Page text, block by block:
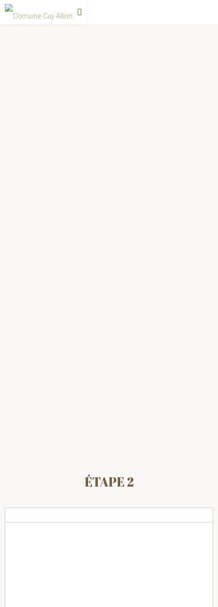
ÉTAPE 2